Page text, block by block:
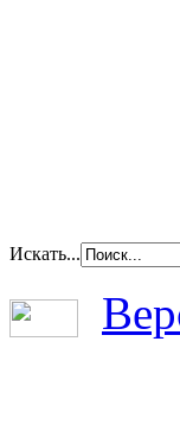
Искать...